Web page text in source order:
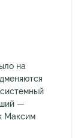
на
—
Максим